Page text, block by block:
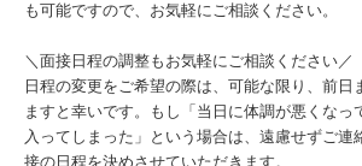
も可能ですので、お気軽にご相談ください。
＼面接日程の調整もお気軽にご相談ください／
日程の変更をご希望の際は、可能な限り、前日
ますと幸いです。もし「当日に体調が悪くなっ
入ってしまった」という場合は、遠慮せずご連
接の日程を決めさせていただきます。